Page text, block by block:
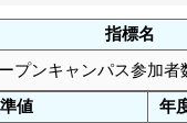
指標名
プンキャンパス参加者
値
年